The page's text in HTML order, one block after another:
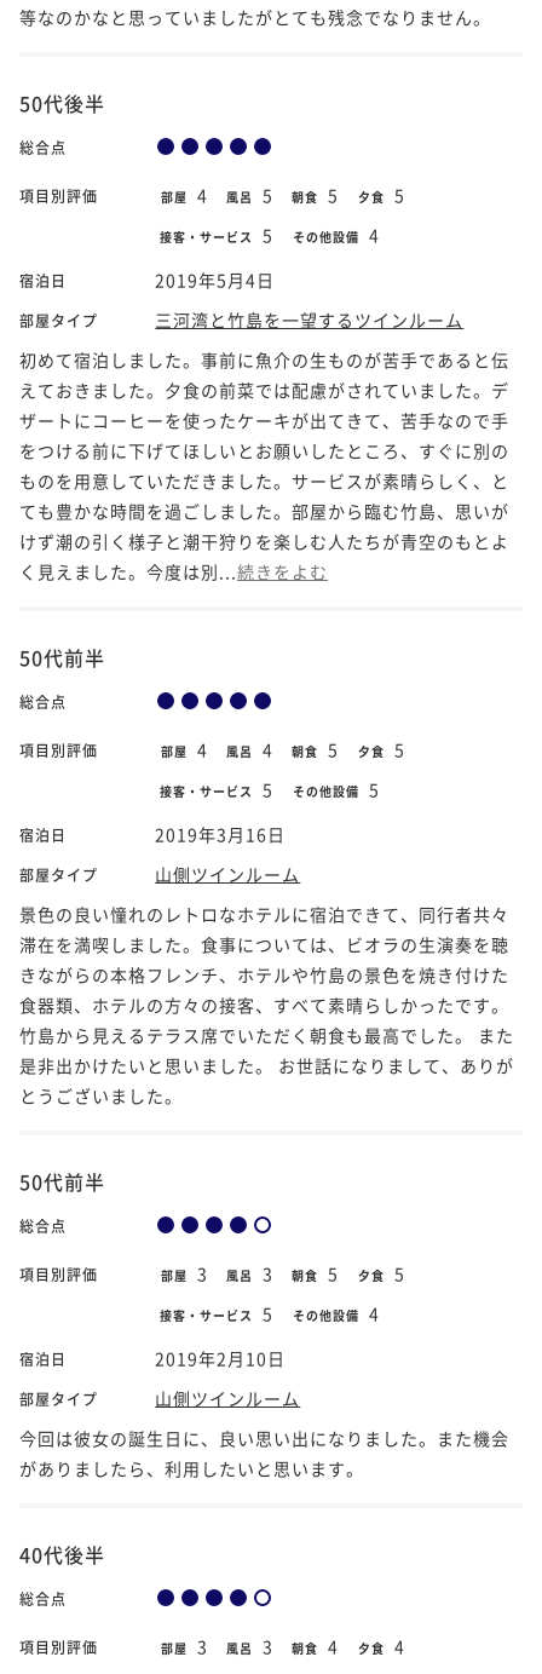
等なのかなと思っていましたがとても残念でなりません。
50代後半
総合点
項目別評価 部屋 4 風呂 5 朝食 5 夕食 5
接客・サービス 5 その他設備 4
宿泊日 2019年5月4日
部屋タイプ
三河湾と竹島を一望するツインルーム
初めて宿泊しました。事前に魚介の生ものが苦手であると伝
えておきました。夕食の前菜では配慮がされていました。デ
ザートにコーヒーを使ったケーキが出てきて、苦手なので手
をつける前に下げてほしいとお願いしたところ、すぐに別の
ものを用意していただきました。サービスが素晴らしく、と
ても豊かな時間を過ごしました。部屋から臨む竹島、思いが
けず潮の引く様子と潮干狩りを楽しむ人たちが青空のもとよ
く見えました。今度は別... 続きをよむ
50代前半
総合点
項目別評価 部屋 4 風呂 4 朝食 5 夕食 5
接客・サービス 5 その他設備 5
宿泊日 2019年3月16日
部屋タイプ
山側ツインルーム
景色の良い憧れのレトロなホテルに宿泊できて、同行者共々
滞在を満喫しました。食事については、ビオラの生演奏を聴
きながらの本格フレンチ、ホテルや竹島の景色を焼き付けた
食器類、ホテルの方々の接客、すべて素晴らしかったです。
竹島から見えるテラス席でいただく朝食も最高でした。 また
是非出かけたいと思いました。 お世話になりまして、ありが
とうございました。
50代前半
総合点
項目別評価 部屋 3 風呂 3 朝食 5 夕食 5
接客・サービス 5 その他設備 4
宿泊日 2019年2月10日
部屋タイプ
山側ツインルーム
今回は彼女の誕生日に、良い思い出になりました。また機会
がありましたら、利用したいと思います。
40代後半
総合点
項目別評価 部屋 3 風呂 3 朝食 4 夕食
4